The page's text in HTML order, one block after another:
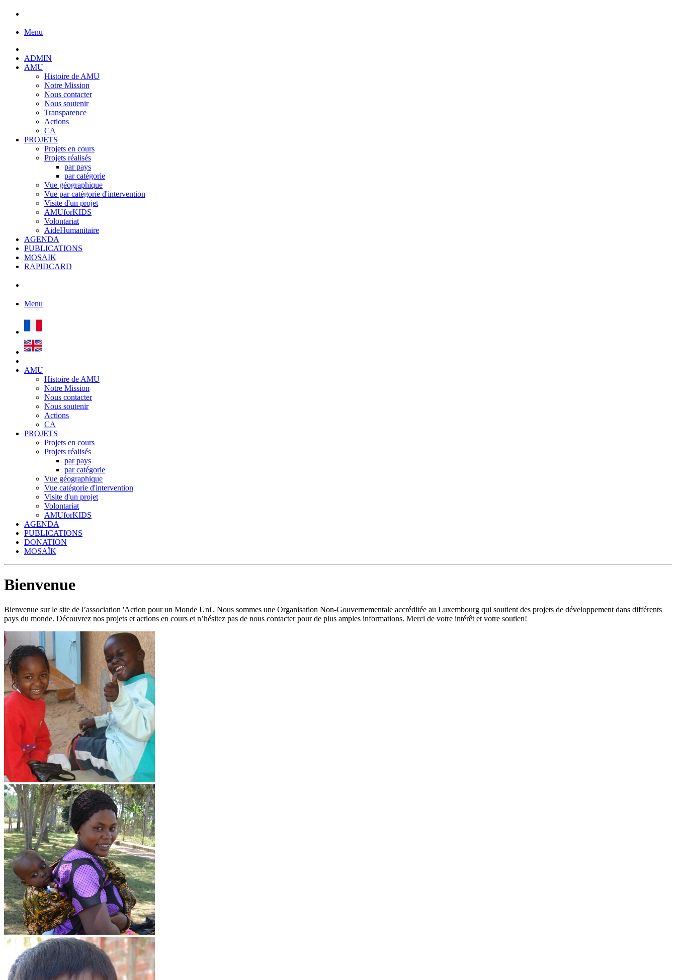
Menu
ADMIN
AMU
Histoire de AMU
Notre Mission
Nous contacter
Nous soutenir
Transparence
Actions
CA
PROJETS
Projets en cours
Projets réalisés
par pays
par catégorie
Vue géographique
Vue par catégorie d'intervention
Visite d'un projet
AMUforKIDS
Volontariat
AideHumanitaire
AGENDA
PUBLICATIONS
MOSAIK
RAPIDCARD
Menu
AMU
Histoire de AMU
Notre Mission
Nous contacter
Nous soutenir
Actions
CA
PROJETS
Projets en cours
Projets réalisés
par pays
par catégorie
Vue géographique
Vue catégorie d'intervention
Visite d'un projet
Volontariat
AMUforKIDS
AGENDA
PUBLICATIONS
DONATION
MOSAÏK
Bienvenue
Bienvenue sur le site de l’association 'Action pour un Monde Uni'. Nous sommes une Organisation Non-Gouvernementale accréditée au Luxembourg qui soutient des projets de développement dans différents
pays du monde. Découvrez nos projets et actions en cours et n’hésitez pas de nous contacter pour de plus amples informations. Merci de votre intérêt et votre soutien!